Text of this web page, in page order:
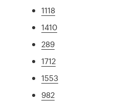
1118
1410
289
1712
1553
982